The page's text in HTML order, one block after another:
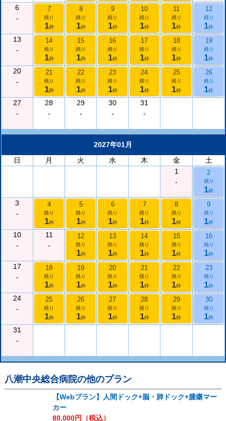
6
-
7
残り
1枠
8
残り
1枠
9
残り
1枠
10
残り
1枠
11
残り
1枠
12
残り
1枠
13
-
14
残り
1枠
15
残り
1枠
16
残り
1枠
17
残り
1枠
18
残り
1枠
19
残り
1枠
20
-
21
残り
1枠
22
残り
1枠
23
残り
1枠
24
残り
1枠
25
残り
1枠
26
残り
1枠
27
-
28
-
29
-
30
-
31
-
2027年01月
日
月 火 水 木 金
土
1
-
2
残り
1枠
3
-
4
残り
1枠
5
残り
1枠
6
残り
1枠
7
残り
1枠
8
残り
1枠
9
残り
1枠
10
-
11
-
12
残り
1枠
13
残り
1枠
14
残り
1枠
15
残り
1枠
16
残り
1枠
17
-
18
残り
1枠
19
残り
1枠
20
残り
1枠
21
残り
1枠
22
残り
1枠
23
残り
1枠
24
-
25
残り
1枠
26
残り
1枠
27
残り
1枠
28
残り
1枠
29
残り
1枠
30
残り
1枠
31
-
八潮中央総合病院の他のプラン
【Webプラン】人間ドック+脳・肺ドック+腫瘍マー
カー
80,000円（税込）